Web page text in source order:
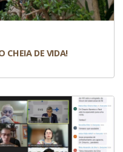
CHEIA DE VIDA!